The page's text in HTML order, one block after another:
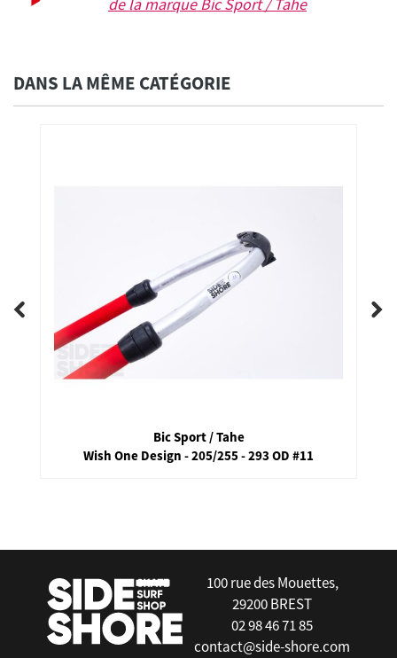
de la marqueBic Sport / Tahe
DANS LA MÊME CATÉGORIE
Bic Sport / Tahe
Wish One Design - 205/255 - 293 OD #11
100 rue des Mouettes,
29200 BREST
02 98 46 71 85
contact@side-shore.com